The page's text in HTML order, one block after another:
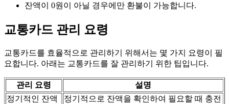
잔액이 0원이 아닐 경우에만 환불이 가능합니다.
교통카드 관리 요령
교통카드를 효율적으로 관리하기 위해서는 몇 가지 요령이 필
요합니다. 아래는 교통카드를 잘 관리하기 위한 팁입니다.
관리 요령
설명
정기적인 잔액
정기적으로 잔액을 확인하여 필요할 때 충전